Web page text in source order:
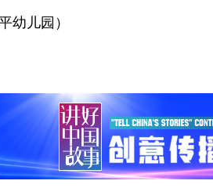
幼儿园）